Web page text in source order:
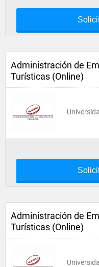
Administración de
Turísticas (Online)
Administración de
Turísticas (Online)